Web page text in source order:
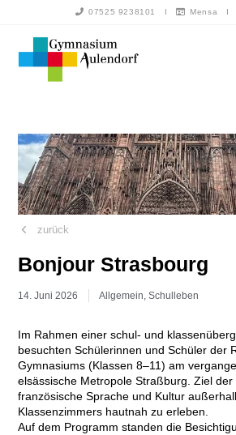
07525 9238101 I Mensa I
zurück
Bonjour Strasbourg
14. Juni 2026 Allgemein ,Schulleben
Im Rahmen einer schul- und
besuchten Schülerinnen und Schüler der
Gymnasiums (Klassen 8–11) am
elsässische Metropole Straßburg. Ziel
französische Sprache und Kultur
Klassenzimmers hautnah zu erleben.
Auf dem Programm standen die